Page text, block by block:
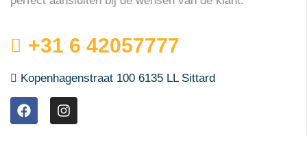
+31 6 42057777
Kopenhagenstraat 100 6135 LL Sittard